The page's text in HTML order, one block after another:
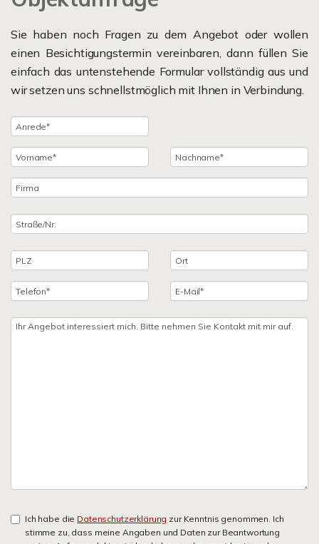
Sie haben noch Fragen zu dem Angebot oder wollen
einen Besichtigungstermin vereinbaren, dann füllen Sie
einfach das untenstehende Formular vollständig aus und
wir setzen uns schnellstmöglich mit Ihnen in Verbindung.
Ich habe die Datenschutzerklärung zur Kenntnis genommen. Ich
stimme zu, dass meine Angaben und Daten zur Beantwortung